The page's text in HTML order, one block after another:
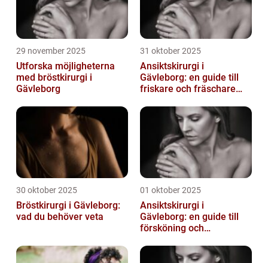
29 november 2025
Utforska möjligheterna
med bröstkirurgi i
Gävleborg
31 oktober 2025
Ansiktskirurgi i
Gävleborg: en guide till
friskare och fräschare
30 oktober 2025
Bröstkirurgi i Gävleborg:
vad du behöver veta
01 oktober 2025
Ansiktskirurgi i
Gävleborg: en guide till
försköning och